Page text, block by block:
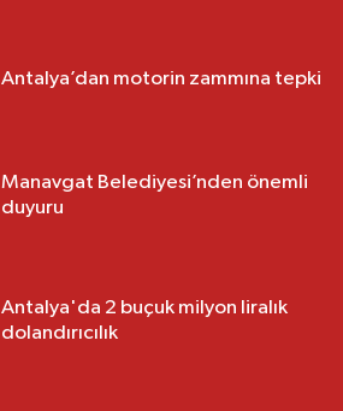
Antalya’dan motorin zammına tepki
Manavgat Belediyesi’nden önemli
duyuru
Antalya'da 2 buçuk milyon liralık
dolandırıcılık